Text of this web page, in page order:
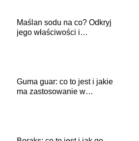
Maślan sodu na co? Odkryj
jego właściwości i
Guma guar: co to jest i jakie
ma zastosowanie w